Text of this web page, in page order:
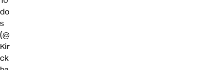
do
s
(@
Kir
ck